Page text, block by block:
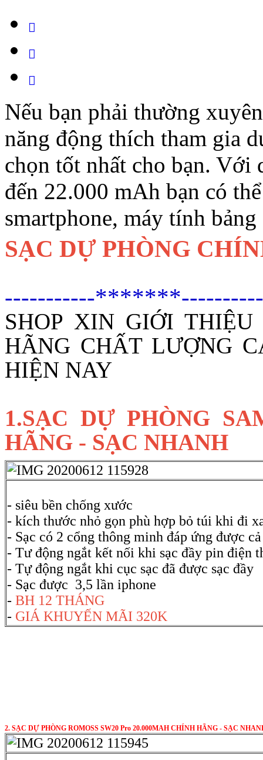
Nếu bạn phải thường
năng động thích tham gia
chọn tốt nhất cho bạn.
đến 22.000 mAh bạn có
smartphone, máy tính
SẠC DỰ PHÒNG
-----------
SHOP XIN GIỚI
HÃNG CHẤT LƯỢNG
HIỆN NAY
1.SẠC DỰ PHÒNG
HÃNG - SẠC NHANH
- siêu bền chống xước
- kích thước nhỏ gọn phù hợp bỏ túi khi đi
- Sạc có 2 cổng thông minh đáp ứng được
- Tư động ngắt kết nối khi sạc đầy pin điện
- Tự động ngắt khi cục sạc đã được sạc đầy
- Sạc được 3,5 lần iphone
- BH 12 THÁNG
- GIÁ KHUYẾN MÃI 320K
2. SẠC DỰ PHÒNG ROMOSS SW20 Pro 20.000MAH CHÍNH HÃNG - SẠC